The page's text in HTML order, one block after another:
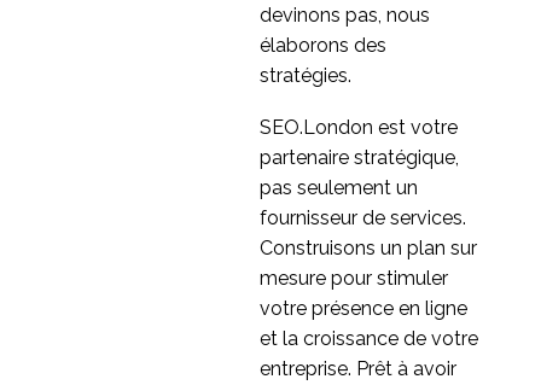
devinons pas, nous
élaborons des
stratégies.
SEO.London est votre
partenaire stratégique,
pas seulement un
fournisseur de services.
Construisons un plan sur
mesure pour stimuler
votre présence en ligne
et la croissance de votre
entreprise. Prêt à avoir